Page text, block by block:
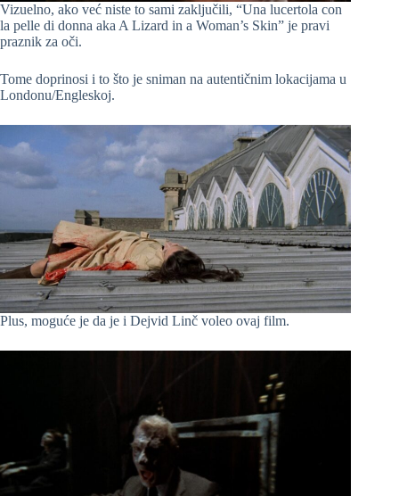
Vizuelno, ako već niste to sami zaključili, “Una lucertola con
la pelle di donna aka A Lizard in a Woman’s Skin” je pravi
praznik za oči.
Tome doprinosi i to što je sniman na autentičnim lokacijama u
Londonu/Engleskoj.
Plus, moguće je da je i Dejvid Linč voleo ovaj film.